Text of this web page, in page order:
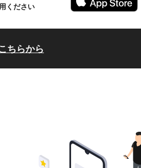
ください
ちらから